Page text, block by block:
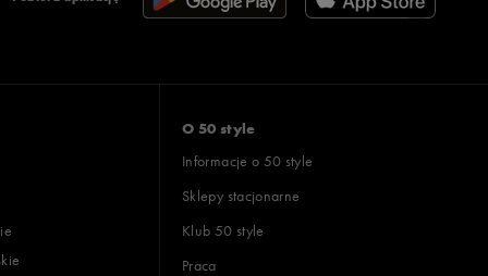
O 50 style
Informacje o 50 style
Sklepy stacjonarne
Klub 50 style
Praca